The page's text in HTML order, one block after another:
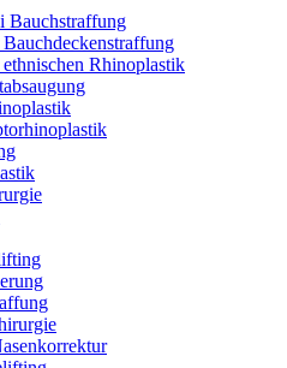
Bauchstraffung
Rhinoplastik